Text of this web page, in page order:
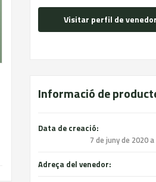
Visitar perfil de venedor
Informació de
Data de creació:
7 de juny de 2020
Adreça del venedor: